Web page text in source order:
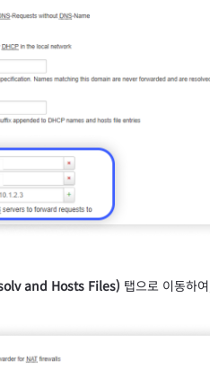
and Hosts Files) 탭으로 이동하